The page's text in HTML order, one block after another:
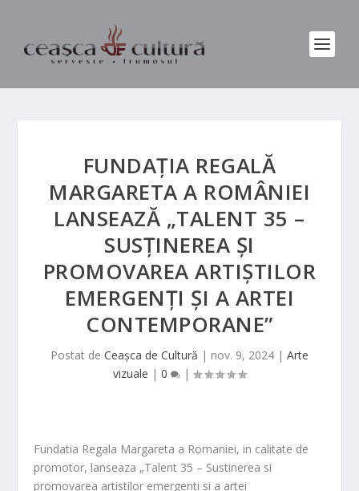
FUNDAȚIA REGALĂ
MARGARETA A ROMÂNIEI
LANSEAZĂ „TALENT 35 –
SUSȚINEREA ȘI
PROMOVAREA ARTIȘTILOR
EMERGENȚI ȘI A ARTEI
CONTEMPORANE”
Postat de Ceașca de Cultură | nov. 9, 2024 | Arte
vizuale | 0 |
Fundatia Regala Margareta a Romaniei, in calitate de
promotor, lanseaza „Talent 35 – Sustinerea si
promovarea artistilor emergenti si a artei